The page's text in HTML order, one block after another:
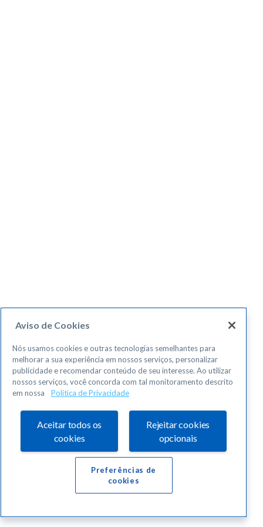
Aviso de Cookies
Nós usamos cookies e outras tecnologias semelhantes para
melhorar a sua experiência em nossos serviços, personalizar
publicidade e recomendar conteúdo de seu interesse. Ao utilizar
nossos serviços, você concorda com tal monitoramento descrito
em nossa
Política de Privacidade
Aceitar todos os
cookies
Rejeitar cookies
opcionais
Preferências de
cookies